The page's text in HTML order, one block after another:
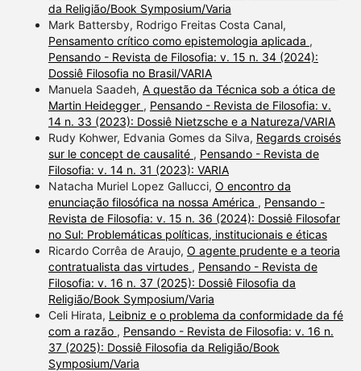
da Religião/Book Symposium/Varia
Mark Battersby, Rodrigo Freitas Costa Canal,
Pensamento crítico como epistemologia aplicada ,
Pensando - Revista de Filosofia: v. 15 n. 34 (2024):
Dossiê Filosofia no Brasil/VARIA
Manuela Saadeh, A questão da Técnica sob a ótica de
Martin Heidegger , Pensando - Revista de Filosofia: v.
14 n. 33 (2023): Dossiê Nietzsche e a Natureza/VARIA
Rudy Kohwer, Edvania Gomes da Silva, Regards croisés
sur le concept de causalité , Pensando - Revista de
Filosofia: v. 14 n. 31 (2023): VARIA
Natacha Muriel Lopez Gallucci, O encontro da
enunciação filosófica na nossa América , Pensando -
Revista de Filosofia: v. 15 n. 36 (2024): Dossiê Filosofar
no Sul: Problemáticas políticas, institucionais e éticas
Ricardo Corrêa de Araujo, O agente prudente e a teoria
contratualista das virtudes , Pensando - Revista de
Filosofia: v. 16 n. 37 (2025): Dossiê Filosofia da
Religião/Book Symposium/Varia
Celi Hirata, Leibniz e o problema da conformidade da fé
com a razão , Pensando - Revista de Filosofia: v. 16 n.
37 (2025): Dossiê Filosofia da Religião/Book
Symposium/Varia